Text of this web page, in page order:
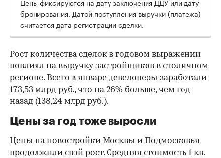
Цены фиксируются на дату заключения ДДУ или дату
бронирования. Датой поступления выручки (платежа)
считается дата регистрации сделки.
Рост количества сделок в годовом выражении
повлиял на выручку застройщиков в столичном
регионе. Всего в январе девелоперы заработали
173,53 млрд руб., что на 26% больше, чем год
назад (138,24 млрд руб.).
Цены за год тоже выросли
Цены на новостройки Москвы и Подмосковья
продолжили свой рост. Средняя стоимость 1 кв.